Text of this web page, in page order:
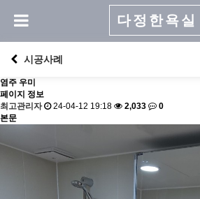
다정한욕실
시공사례
염주 우미
페이지 정보
최고관리자
24-04-12 19:18 2,033
0
본문